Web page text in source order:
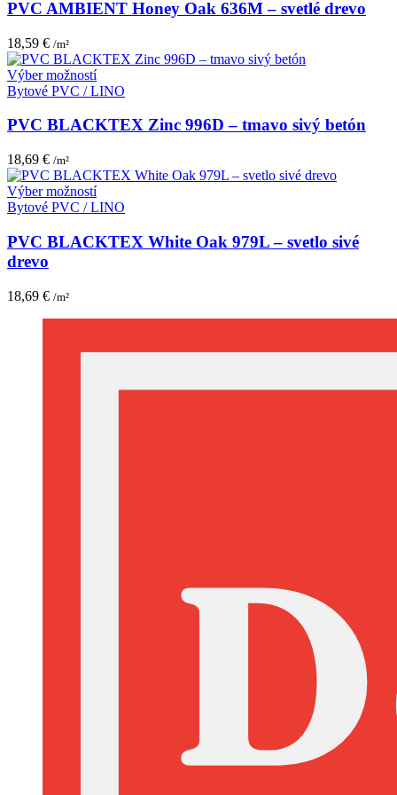
produktu.
viacero
variantov.
si
môžete
vybrať
na
stránke
produktu.
PVC AMBIENT Honey Oak 636M – svetlé drevo
18,59 € /m²
Výber možnostíTento
produkt
viacero
si
môžete
vybrať
na
stránke
produktu.
Bytové PVC / LINO
PVC BLACKTEX Zinc 996D – tmavo sivý betón
18,69 € /m²
Výber možnostíTento
produkt
viacero
variantov.
vybrať
stránke
Bytové PVC / LINO
PVC BLACKTEX White Oak 979L – svetlo sivé
drevo
18,69 € /m²